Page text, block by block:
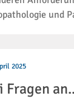
und
2025
Fragen